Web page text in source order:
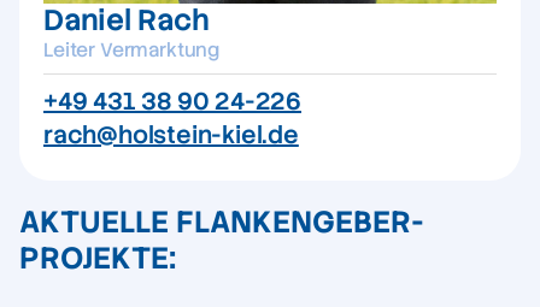
Daniel Rach
Leiter Vermarktung
+49 431 38 90 24-226
rach@holstein-kiel.de
AKTUELLE FLANKENGEBER-
PROJEKTE: